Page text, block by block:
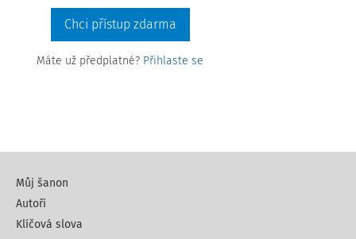
Chci přístup zdarma
Máte už předplatné? Přihlaste se
Můj šanon
Autoři
Klíčová slova